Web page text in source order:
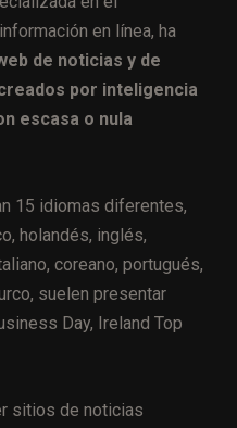
en línea, ha
de noticias y de
por inteligencia
escasa o nula
15 idiomas diferentes,
holandés, inglés,
coreano, portugués,
suelen presentar
Day, Ireland Top
sitios de noticias